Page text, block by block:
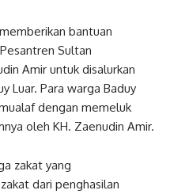
bantuan
Sultan
Amir untuk disalurkan
Luar. Para warga Baduy
dengan memeluk
oleh KH. Zaenudin Amir.
zakat yang
dari penghasilan